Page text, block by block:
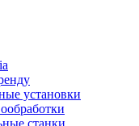
установки
станки